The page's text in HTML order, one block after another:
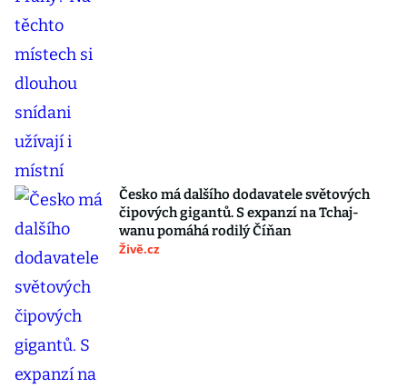
Česko má dalšího dodavatele světových
čipových gigantů. S expanzí na Tchaj-
wanu pomáhá rodilý Číňan
Živě.cz